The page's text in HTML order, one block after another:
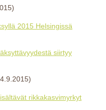
2015 Helsingissä
siirtyy
rikkakasvimyrkyt